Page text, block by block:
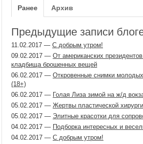
Ранее Архив
Предыдущие записи
11.02.2017 — С добрым утром!
09.02.2017 — От американских
кладбища брошенных вещей
06.02.2017 — Откровенные снимки
(18+)
06.02.2017 — Голая Лиза зимой на ж/д
05.02.2017 — Жертвы пластической
05.02.2017 — Элитные красотки для
04.02.2017 — Подборка интересных и
04.02.2017 — С добрым утром!